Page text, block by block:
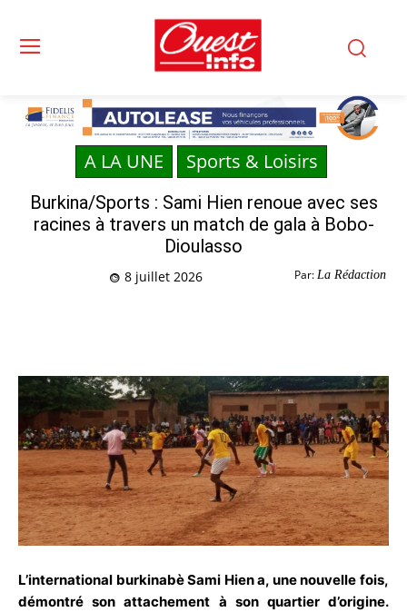
A LA UNE Sports & Loisirs
Burkina/Sports : Sami Hien renoue avec ses
racines à travers un match de gala à Bobo-
Dioulasso
Par: La Rédaction
8 juillet 2026
L’international burkinabè Sami Hien a, une nouvelle fois,
démontré son attachement à son quartier d’origine.